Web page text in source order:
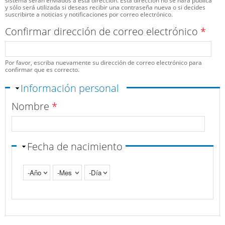
y sólo será utilizada si deseas recibir una contraseña nueva o si decides
suscribirte a noticias y notificaciones por correo electrónico.
Confirmar dirección de correo electrónico *
Por favor, escriba nuevamente su dirección de correo electrónico para
confirmar que es correcto.
Ocultar
Información personal
Nombre *
Fecha de nacimiento
Año
Mes Día